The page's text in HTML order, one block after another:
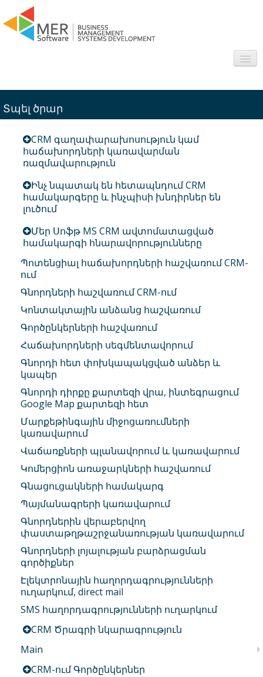
Sectors
Products
Frequently asked questions
Contact
Տպել ծրար
CRM գաղափարախոսություն կամ
հաճախորդների կառավարման
ռազմավարություն
Ինչ նպատակ են հետապնդում CRM
համակարգերը և ինչպիսի խնդիրներ են
լուծում
Մեր Սոֆթ MS CRM ավտոմատացված
համակարգի հնարավորությունները
Պոտենցիալ հաճախորդների հաշվառում CRM-
ում
Գնորդների հաշվառում CRM-ում
Կոնտակտային անձանց հաշվառում
Գործընկերների հաշվառում
Հաճախորդների սեգմենտավորում
Գնորդի հետ փոխկապակցված անձեր և
կապեր
Գնորդի դիրքը քարտեզի վրա, ինտեգրացում
Google Map քարտեզի հետ
Մարքեթինգային միջոցառումների
կառավարում
Վաճառքների պլանավորում և կառավարում
Կոմերցիոն առաջարկների հաշվառում
Գնացուցակների համակարգ
Պայմանագրերի կառավարում
Գնորդներին վերաբերվող
փաստաթղթաշրջանառության կառավարում
Գնորդների լոյալության բարձրացման
գործիքներ
Էլեկտրոնային հաղորդագրությունների
ուղարկում, direct mail
SMS հաղորդագրությունների ուղարկում
CRM Ծրագրի նկարագրություն
Main
CRM-ում Գործընկերներ